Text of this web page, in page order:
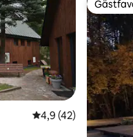
4,9 av 5 i
4,9 (42)